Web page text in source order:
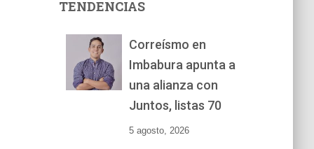
TENDENCIAS
Correísmo en
Imbabura apunta a
una alianza con
Juntos, listas 70
5 agosto, 2026